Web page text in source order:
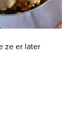
ze er later